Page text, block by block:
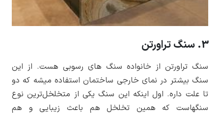
3. سنگ تراورتن
سنگ تراورتن از خانواده سنگ ­های رسوبی هست. از این
سنگ بیشتر در نمای خارجی ساختمان استفاده میشه که دو
تا علت داره. اول اینکه این سنگ یکی از متخلخل­‌ترین نوع
سنگ­هاست که همین تخلخل هم باعث زیبایی و هم